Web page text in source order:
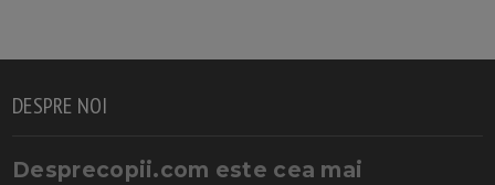
DESPRE NOI
Desprecopii.com este cea mai